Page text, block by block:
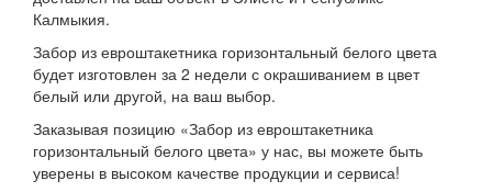
Калмыкия.
Забор из евроштакетника горизонтальный белого цвета
будет изготовлен за 2 недели с окрашиванием в цвет
белый или другой, на ваш выбор.
Заказывая позицию «Забор из евроштакетника
горизонтальный белого цвета» у нас, вы можете быть
уверены в высоком качестве продукции и сервиса!